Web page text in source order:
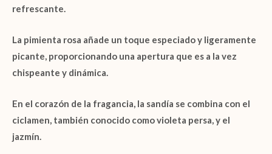
refrescante.
La pimienta rosa añade un toque especiado y ligeramente
picante, proporcionando una apertura que es a la vez
chispeante y dinámica.
En el corazón de la fragancia, la sandía se combina con el
ciclamen, también conocido como violeta persa, y el
jazmín.